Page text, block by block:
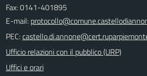
Fax: 0141-401895
E-mail:
PEC:
Ufficio relazioni con il pubblico (URP)
Uffici e orari